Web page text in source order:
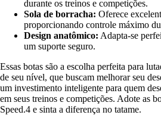
durante os treinos e competições.
Sola de borracha: Oferece
proporcionando controle máximo
Design anatômico: Adapta-se
um suporte seguro.
Essas botas são a escolha perfeita para
de seu nível, que buscam melhorar seu
um investimento inteligente para quem
em seus treinos e competições. Adote as
Speed.4 e sinta a diferença no tatame.